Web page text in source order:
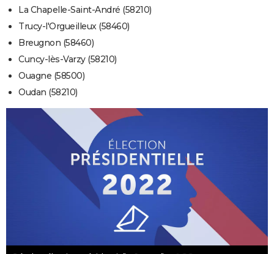
La Chapelle-Saint-André (58210)
Trucy-l'Orgueilleux (58460)
Breugnon (58460)
Cuncy-lès-Varzy (58210)
Ouagne (58500)
Oudan (58210)